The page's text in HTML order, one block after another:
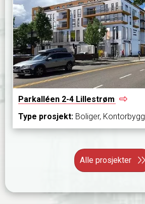
Parkalléen 2-4 Lillestrøm
Type prosjekt: Boliger, Kontorbygg
Alle prosjekter